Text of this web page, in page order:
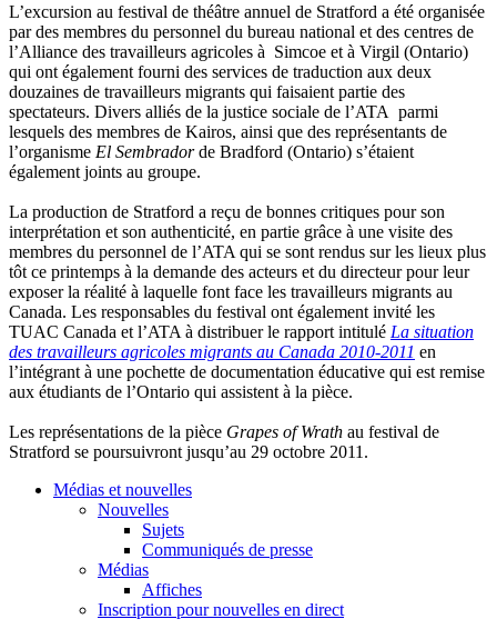
L’excursion au festival de théâtre annuel de Stratford a été organisée
par des membres du personnel du bureau national et des centres de
l’Alliance des travailleurs agricoles à Simcoe et à Virgil (Ontario)
qui ont également fourni des services de traduction aux deux
douzaines de travailleurs migrants qui faisaient partie des
spectateurs. Divers alliés de la justice sociale de l’ATA parmi
lesquels des membres de Kairos, ainsi que des représentants de
l’organisme El Sembradorde Bradford (Ontario) s’étaient
également joints au groupe.
La production de Stratford a reçu de bonnes critiques pour son
interprétation et son authenticité, en partie grâce à une visite des
membres du personnel de l’ATA qui se sont rendus sur les lieux plus
tôt ce printemps à la demande des acteurs et du directeur pour leur
exposer la réalité à laquelle font face les travailleurs migrants au
Canada. Les responsables du festival ont également invité les
TUAC Canada et l’ATA à distribuer le rapport intitulé La situation
des travailleurs agricoles migrants au Canada 2010-2011 en
l’intégrant à une pochette de documentation éducative qui est remise
aux étudiants de l’Ontario qui assistent à la pièce.
Les représentations de la pièce Grapes of Wrath au festival de
Stratford se poursuivront jusqu’au 29 octobre 2011.
Médias et nouvelles
Nouvelles
Sujets
Communiqués de presse
Médias
Affiches
Inscription pour nouvelles en direct